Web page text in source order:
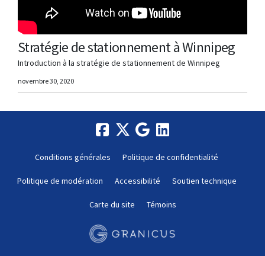
Stratégie de stationnement à Winnipeg
Introduction à la stratégie de stationnement de Winnipeg
novembre 30, 2020
Conditions générales Politique de confidentialité
Politique de modération Accessibilité Soutien technique
Carte du site Témoins